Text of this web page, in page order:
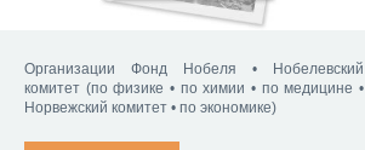
Организации Фонд Нобеля • Нобелевский
комитет (по физике • по химии • по медицине •
Норвежский комитет • по экономике)